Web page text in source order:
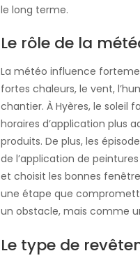
le long terme.
Le rôle de la
La météo influence
fortes chaleurs, le vent,
chantier. À Hyères, le soleil
horaires d’application plus
produits. De plus, les
de l’application de
et choisit les bonnes
une étape que
un obstacle, mais comme
Le type de